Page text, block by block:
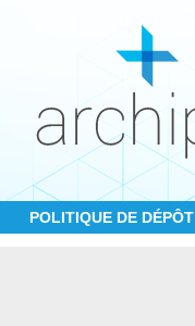
POLITIQUE DE DÉPÔT